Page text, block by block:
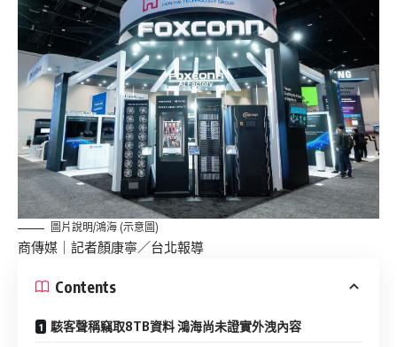
圖片說明/鴻海 (示意圖)
商傳媒 ｜記者顏康寧／台北報導
Contents
駭客聲稱竊取8TB資料 鴻海尚未證實外洩內容